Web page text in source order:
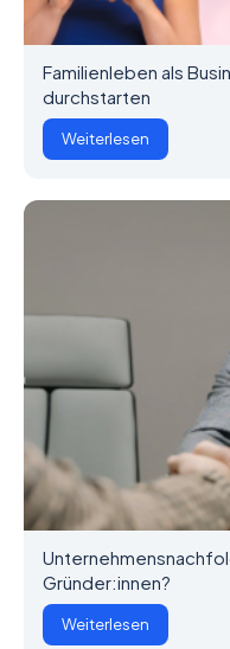
Familienleben als
durchstarten
Weiterlesen
Gründer:innen?
Weiterlesen